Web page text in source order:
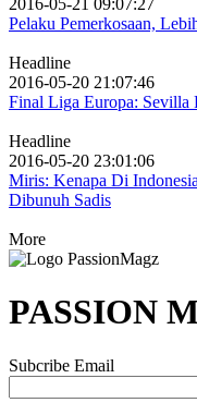
Pelaku Pemerkosaan,
Headline
2016-05-20 21:07:46
Final Liga Europa: Sevilla
Headline
2016-05-20 23:01:06
Miris: Kenapa Di
Dibunuh Sadis
More
PASSION
Subcribe Email